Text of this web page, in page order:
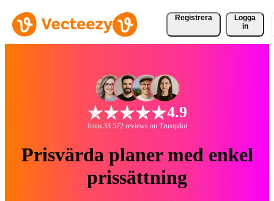
Registrera
Logga
in
4.9
from 33 572 reviews on Trustpilot
Prisvärda planer med enkel
prissättning